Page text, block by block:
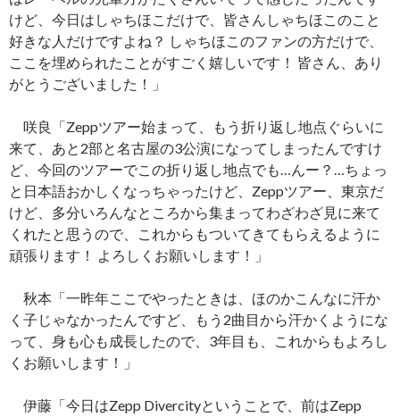
けど、今日はしゃちほこだけで、皆さんしゃちほこのこと
好きな人だけですよね？ しゃちほこのファンの方だけで、
ここを埋められたことがすごく嬉しいです！ 皆さん、あり
がとうございました！」
咲良「Zeppツアー始まって、もう折り返し地点ぐらいに
来て、あと2部と名古屋の3公演になってしまったんですけ
ど、今回のツアーでこの折り返し地点でも…んー？…ちょっ
と日本語おかしくなっちゃったけど、Zeppツアー、東京だ
けど、多分いろんなところから集まってわざわざ見に来て
くれたと思うので、これからもついてきてもらえるように
頑張ります！ よろしくお願いします！」
秋本「一昨年ここでやったときは、ほのかこんなに汗か
く子じゃなかったんですど、もう2曲目から汗かくようにな
って、身も心も成長したので、3年目も、これからもよろし
くお願いします！」
伊藤「今日はZepp Divercityということで、前はZepp